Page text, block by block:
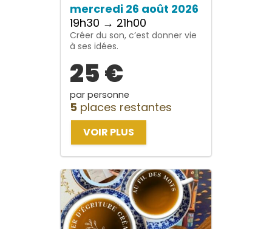
mercredi 26 août 2026
19h30 → 21h00
Créer du son, c’est donner vie
à ses idées.
25 €
par personne
5 places restantes
VOIR PLUS